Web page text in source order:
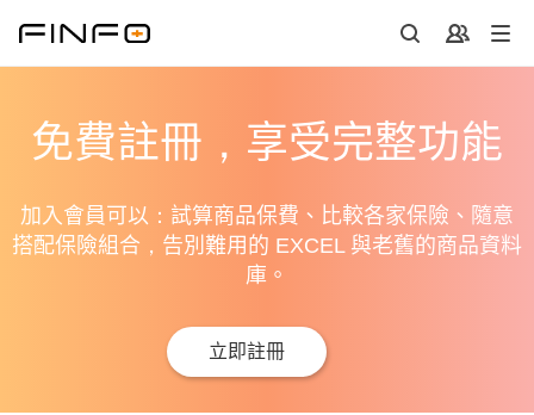
免費註冊，享受完整功能
加入會員可以：試算商品保費、比較各家保險、隨意
搭配保險組合，告別難用的 EXCEL 與老舊的商品資料
庫。
立即註冊